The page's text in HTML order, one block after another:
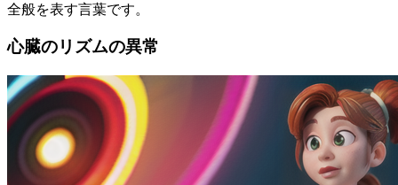
全般を表す言葉です。
心臓のリズムの異常